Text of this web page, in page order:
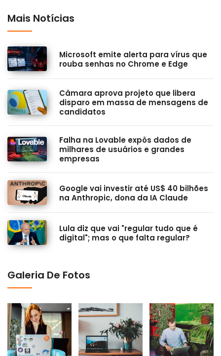
Mais Notícias
Microsoft emite alerta para vírus que
rouba senhas no Chrome e Edge
Câmara aprova projeto que libera
disparo em massa de mensagens de
candidatos
Falha na Lovable expôs dados de
milhares de usuários e grandes
empresas
Google vai investir até US$ 40 bilhões
na Anthropic, dona da IA Claude
Lula diz que vai "regular tudo que é
digital"; mas o que falta regular?
Galeria De Fotos